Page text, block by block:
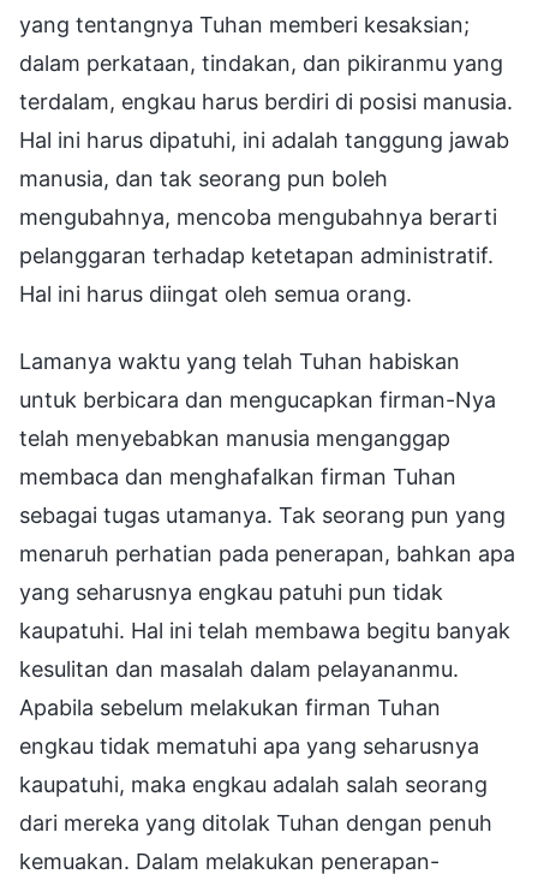
yang tentangnya Tuhan memberi kesaksian;
dalam perkataan, tindakan, dan pikiranmu yang
terdalam, engkau harus berdiri di posisi manusia.
Hal ini harus dipatuhi, ini adalah tanggung jawab
manusia, dan tak seorang pun boleh
mengubahnya, mencoba mengubahnya berarti
pelanggaran terhadap ketetapan administratif.
Hal ini harus diingat oleh semua orang.
Lamanya waktu yang telah Tuhan habiskan
untuk berbicara dan mengucapkan firman-Nya
telah menyebabkan manusia menganggap
membaca dan menghafalkan firman Tuhan
sebagai tugas utamanya. Tak seorang pun yang
menaruh perhatian pada penerapan, bahkan apa
yang seharusnya engkau patuhi pun tidak
kaupatuhi. Hal ini telah membawa begitu banyak
kesulitan dan masalah dalam pelayananmu.
Apabila sebelum melakukan firman Tuhan
engkau tidak mematuhi apa yang seharusnya
kaupatuhi, maka engkau adalah salah seorang
dari mereka yang ditolak Tuhan dengan penuh
kemuakan. Dalam melakukan penerapan-